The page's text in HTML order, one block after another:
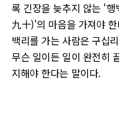
록 긴장을 늦추지 않는 '
九十)'의 마음을 가져야
백리를 가는 사람은 구십
무슨 일이든 일이 완전히
지해야 한다는 말이다.